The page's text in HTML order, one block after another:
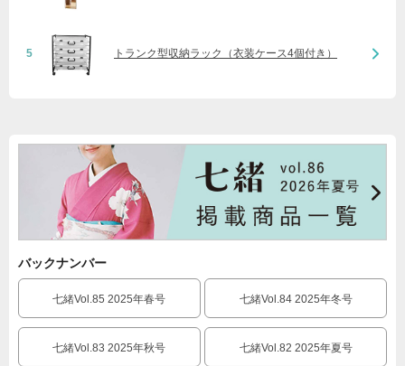
5 トランク型収納ラック（衣装ケース4個付き）
バックナンバー
七緒Vol.85 2025年春号 七緒Vol.84 2025年冬号
七緒Vol.83 2025年秋号 七緒Vol.82 2025年夏号